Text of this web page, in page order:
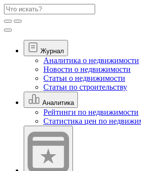
Журнал
Аналитика о недвижимости
Новости о недвижимости
Статьи о недвижимости
Статьи по строительству
Аналитика
Рейтинги по недвижимости
Статистика цен по